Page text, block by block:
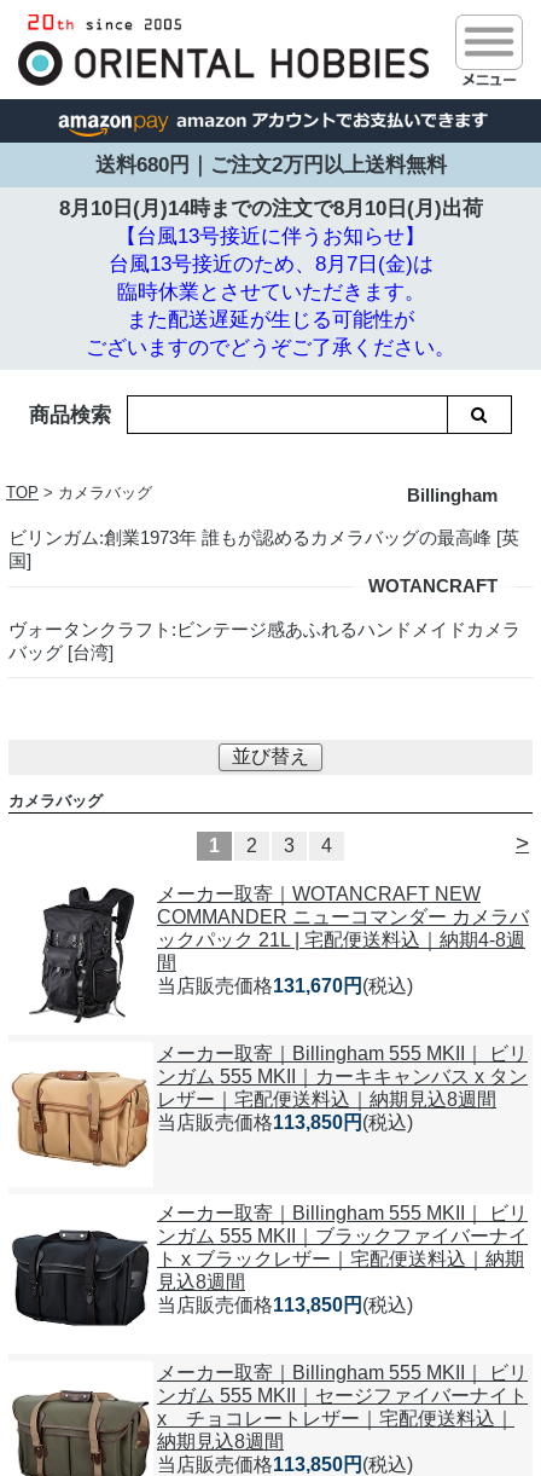
送料680円｜ご注文2万円以上送料無料
8月10日(月)14時までの注文で8月10日(月)出荷
【台風13号接近に伴うお知らせ】
台風13号接近のため、8月7日(金)は
臨時休業とさせていただきます。
また配送遅延が生じる可能性が
ございますのでどうぞご了承ください。
商品検索
TOP > カメラバッグ Billingham
ビリンガム:創業1973年 誰もが認めるカメラバッグの最高峰 [英
国]
WOTANCRAFT
ヴォータンクラフト:ビンテージ感あふれるハンドメイドカメラ
バッグ [台湾]
並び替え
カメラバッグ
>
1 2 3 4
メーカー取寄｜WOTANCRAFT NEW
COMMANDER ニューコマンダー カメラバ
ックパック 21L | 宅配便送料込｜納期4-8週
間
当店販売価格131,670円 (税込)
メーカー取寄｜Billingham 555 MKII｜ ビリ
ンガム 555 MKII｜カーキキャンバス x タン
レザー｜宅配便送料込｜納期見込8週間
当店販売価格113,850円 (税込)
メーカー取寄｜Billingham 555 MKII｜ ビリ
ンガム 555 MKII｜ブラックファイバーナイ
ト x ブラックレザー｜宅配便送料込｜納期
見込8週間
当店販売価格113,850円 (税込)
メーカー取寄｜Billingham 555 MKII｜ ビリ
ンガム 555 MKII｜セージファイバーナイト
x チョコレートレザー｜宅配便送料込｜
納期見込8週間
当店販売価格113,850円 (税込)